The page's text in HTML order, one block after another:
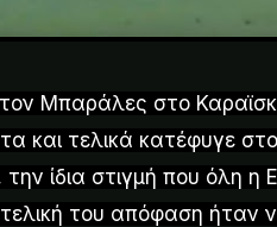
Μπαράλες στο
και τελικά κατέφυγε
ίδια στιγμή που όλη η
του απόφαση ήταν